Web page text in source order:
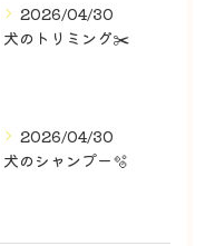
2026/04/30
犬のトリミング✂️
2026/04/30
犬のシャンプー🫧